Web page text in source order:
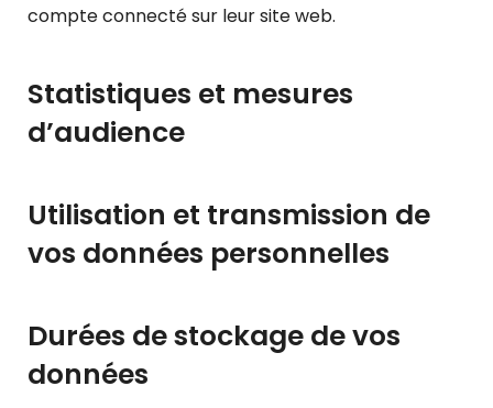
compte connecté sur leur site web.
Statistiques et mesures
d’audience
Utilisation et transmission de
vos données personnelles
Durées de stockage de vos
données